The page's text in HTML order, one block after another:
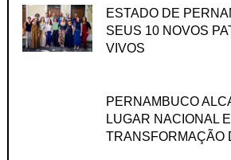
ESTADO DE
SEUS 10 NOVOS
VIVOS
PERNAMBUCO
LUGAR NACIONAL
TRANSFORMAÇÃO